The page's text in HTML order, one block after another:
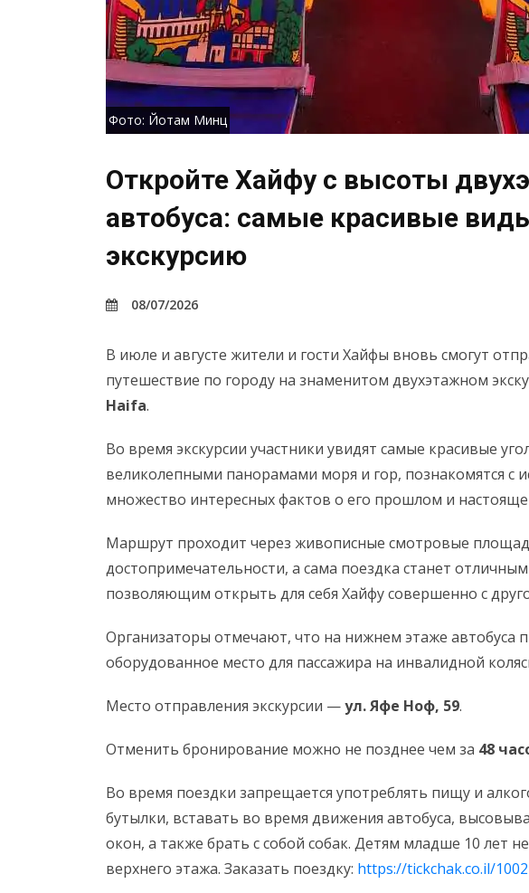
Фото: Йотам Минц
Откройте Хайфу с высоты
автобуса: самые красивые
экскурсию
08/07/2026
В июле и августе жители и гости Хайфы вновь смогут
путешествие по городу на знаменитом двухэтажном
Haifa.
Во время экскурсии участники увидят самые красивые
великолепными панорамами моря и гор, познакомятся с
множество интересных фактов о его прошлом и
Маршрут проходит через живописные смотровые
достопримечательности, а сама поездка станет
позволяющим открыть для себя Хайфу совершенно с
Организаторы отмечают, что на нижнем этаже автобуса
оборудованное место для пассажира на инвалидной
Место отправления экскурсии —ул. Яфе Ноф, 59.
Отменить бронирование можно не позднее чем за 48
Во время поездки запрещается употреблять пищу и
бутылки, вставать во время движения автобуса,
окон, а также брать с собой собак. Детям младше 10 лет
верхнего этажа. Заказать поездку: https://tickchak.co.il/